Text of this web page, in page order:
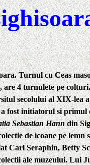
Turnul cu Ceas
4 turnulete pe
secolului al XIX-lea
fost initiatorul si primul
Sebastian Hanndin
de icoane pe
Carl Seraphin, Betty
ale muzeului. Lui